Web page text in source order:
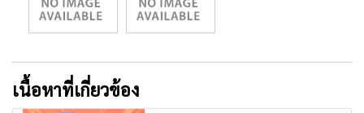
เนื้อหาที่เกี่ยวข้อง